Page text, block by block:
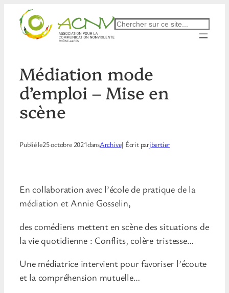
contenu
Rechercher
Médiation mode
d’emploi – Mise en
scène
Publié le25 octobre 2021dansArchive| Écrit parjbertier
En collaboration avec l’école de pratique de la
médiation et Annie Gosselin,
des comédiens mettent en scène des situations de
la vie quotidienne : Conflits, colère tristesse…
Une médiatrice intervient pour favoriser l’écoute
et la compréhension mutuelle…